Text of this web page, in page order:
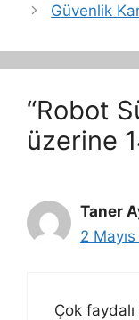
Güvenlik
“Robot
üzerine
Taner
2
Çok